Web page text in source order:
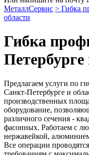
МеталлСервис > Гибка
области
Гибка
Петербурге
Предлагаем услуги по
Санкт-Петербурге и
производственных
оборудование,
различного сечения -
фасонных. Работаем с
нержавейкой,
Все операции